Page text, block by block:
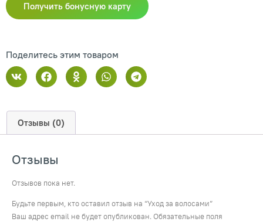
Получить бонусную карту
Поделитесь этим товаром
Отзывы (0)
Отзывы
Отзывов пока нет.
Будьте первым, кто оставил отзыв на “Уход за волосами”
Ваш адрес email не будет опубликован. Обязательные поля